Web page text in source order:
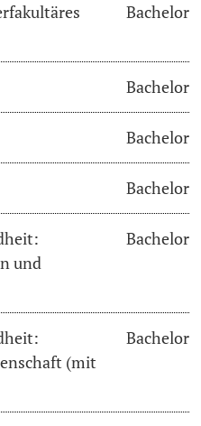
Bachelor
Bachelor
Bachelor
Bachelor
und
Bachelor
(mit
Bachelor